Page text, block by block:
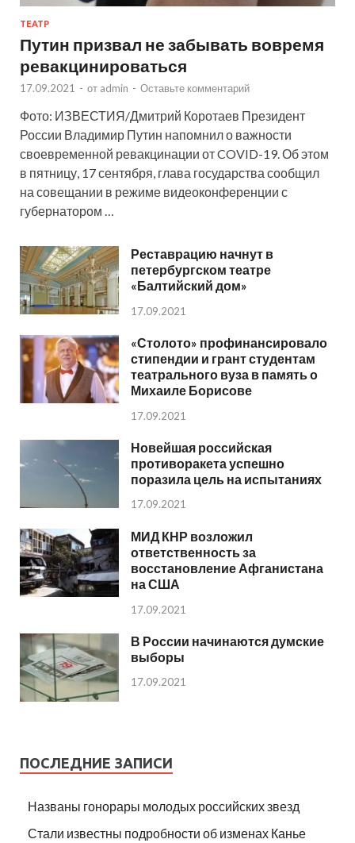
ТЕАТР
Путин призвал не забывать вовремя
ревакцинироваться
17.09.2021 - от admin - Оставьте комментарий
Фото: ИЗВЕСТИЯ/Дмитрий Коротаев Президент
России Владимир Путин напомнил о важности
своевременной ревакцинации от COVID-19. Об этом
в пятницу, 17 сентября, глава государства сообщил
на совещании в режиме видеоконференции с
губернатором …
Реставрацию начнут в
петербургском театре
«Балтийский дом»
17.09.2021
«Столото» профинансировало
стипендии и грант студентам
театрального вуза в память о
Михаиле Борисове
17.09.2021
Новейшая российская
противоракета успешно
поразила цель на испытаниях
17.09.2021
МИД КНР возложил
ответственность за
восстановление Афганистана
на США
17.09.2021
В России начинаются думские
выборы
17.09.2021
ПОСЛЕДНИЕ ЗАПИСИ
Названы гонорары молодых российских звезд
Стали известны подробности об изменах Канье